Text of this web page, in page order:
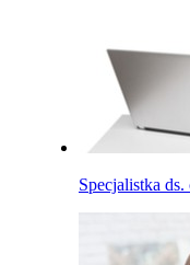
Specjalistka